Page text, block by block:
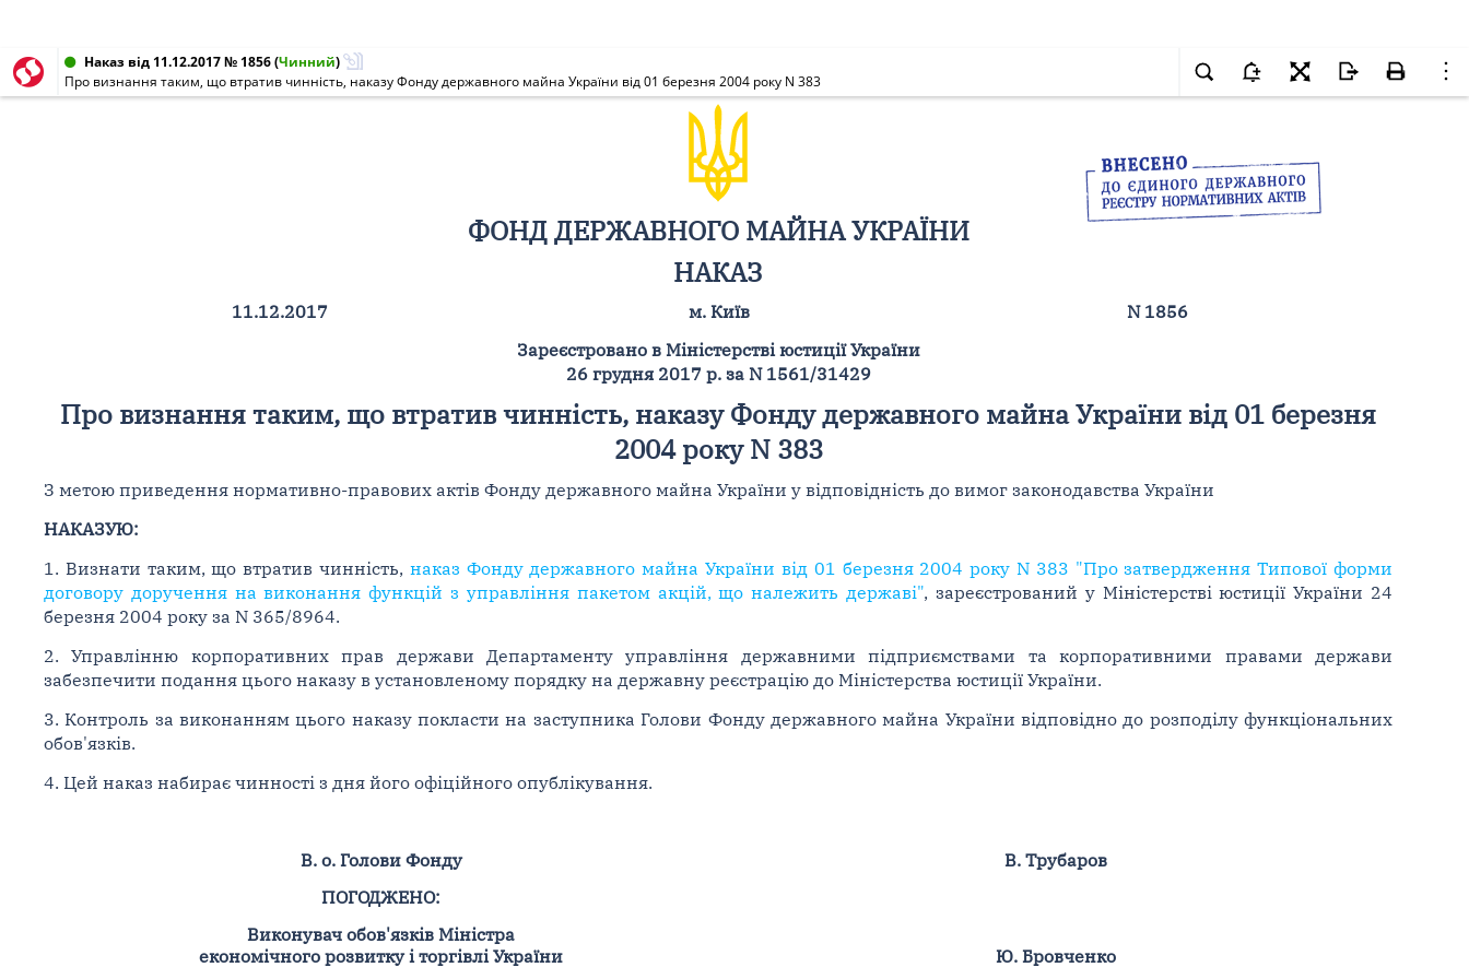
Наказ від 11.12.2017 № 1856(Чинний)
Про визнання таким, що втратив чинність, наказу Фонду державного майна України від 01 березня 2004 року N 383